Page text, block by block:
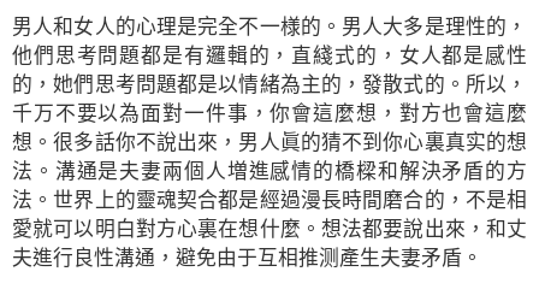
男人和女人的心理是完全不一様的。男人大多是理性的，
他們思考問題都是有邏輯的，直綫式的，女人都是感性
的，她們思考問題都是以情緒為主的，發散式的。所以，
千万不要以為面對一件事，你會這麼想，對方也會這麼
想。很多話你不說出來，男人眞的猜不到你心裏真实的想
法。溝通是夫妻兩個人増進感情的橋樑和解決矛盾的方
法。世界上的靈魂契合都是經過漫長時間磨合的，不是相
愛就可以明白對方心裏在想什麼。想法都要說出來，和丈
夫進行良性溝通，避免由于互相推测產生夫妻矛盾。